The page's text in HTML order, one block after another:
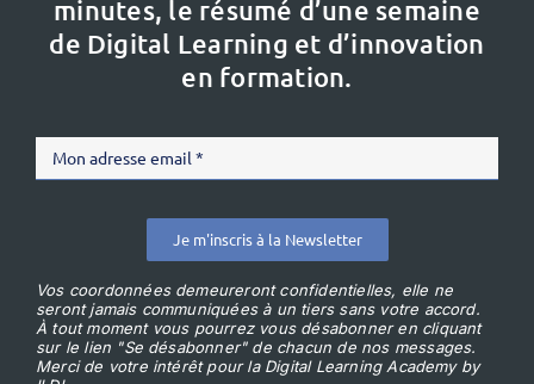
minutes, le résumé d’une semaine
de Digital Learning et d’innovation
en formation.
Je m'inscris à la Newsletter
Vos coordonnées demeureront confidentielles, elle ne
seront jamais communiquées à un tiers sans votre accord.
À tout moment vous pourrez vous désabonner en cliquant
sur le lien "Se désabonner" de chacun de nos messages.
Merci de votre intérêt pour la Digital Learning Academy by